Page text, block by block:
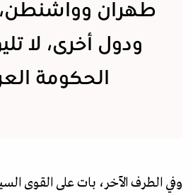
طهران
ودول أخرى، لا
الحكومة
وفي الطرف الآخر، بات على القوى